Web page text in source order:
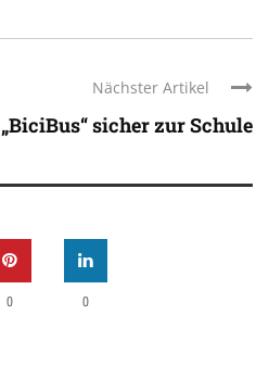
Nächster Artikel
sicher zur Schule
0 0